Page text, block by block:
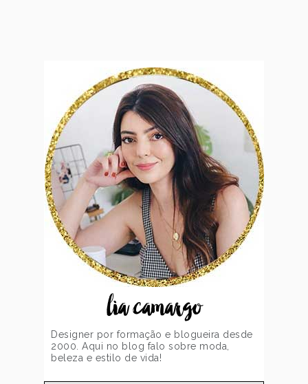
lia camargo
Designer por formação e blogueira desde
2000. Aqui no blog falo sobre moda,
beleza e estilo de vida!